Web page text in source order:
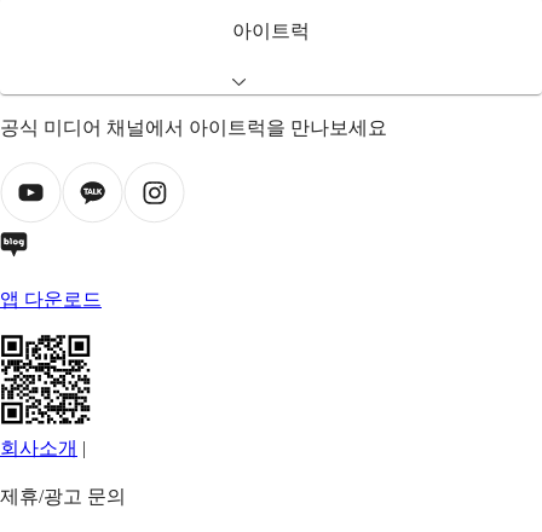
아이트럭
공식 미디어 채널에서 아이트럭을 만나보세요
앱 다운로드
회사소개 |
제휴/광고 문의